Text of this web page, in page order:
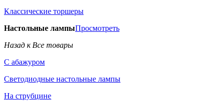
Классические торшеры
Настольные лампыПросмотреть
Назад к Все товары
С абажуром
Светодиодные настольные лампы
На струбцине